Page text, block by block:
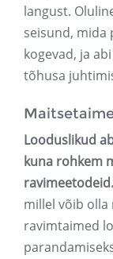
langust.
seisund, mida
kogevad, ja
tõhusa
Looduslikud
kuna rohkem
ravimeetodeid.
millel võib
ravimtaimed